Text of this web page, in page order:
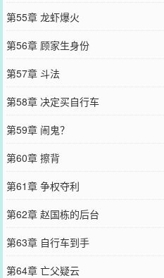
第55章 龙虾爆火
第56章 顾家生身份
第57章 斗法
第58章 决定买自行车
第59章 闹鬼？
第60章 擦背
第61章 争权夺利
第62章 赵国栋的后台
第63章 自行车到手
第64章 亡父疑云